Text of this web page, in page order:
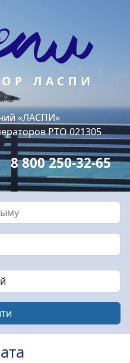
ЛАСПИ
«ЛАСПИ»
РТО 021305
8 800 250-32-65